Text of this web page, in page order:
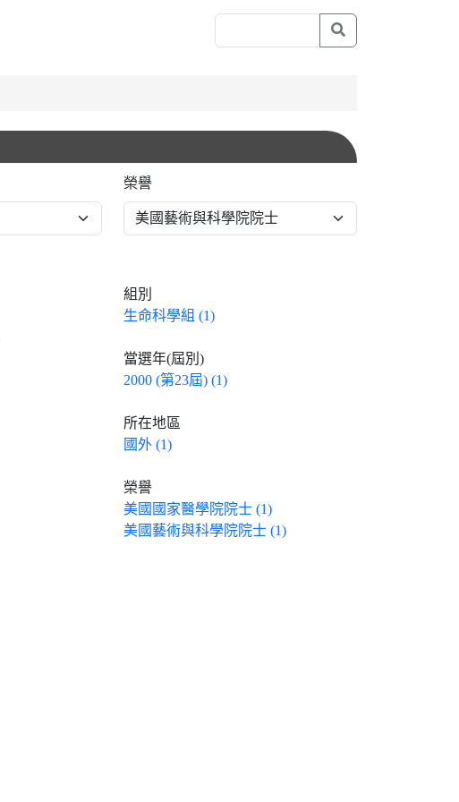
榮譽
組別
生命科學組 (1)
當選年(屆別)
2000 (第23屆) (1)
所在地區
國外 (1)
榮譽
美國國家醫學院院士 (1)
美國藝術與科學院院士 (1)